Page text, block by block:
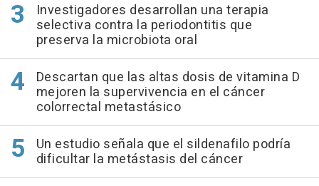
Investigadores desarrollan una terapia
selectiva contra la periodontitis que
preserva la microbiota oral
Descartan que las altas dosis de vitamina D
mejoren la supervivencia en el cáncer
colorrectal metastásico
Un estudio señala que el sildenafilo podría
dificultar la metástasis del cáncer